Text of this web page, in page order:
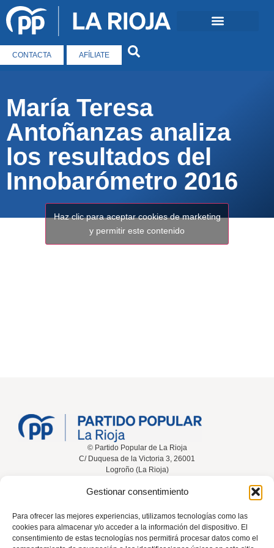
Gestionar consentimiento
Para ofrecer las mejores experiencias, utilizamos tecnologías como las
cookies para almacenar y/o acceder a la información del dispositivo. El
consentimiento de estas tecnologías nos permitirá procesar datos como el
CONTACTA AFÍLIATE
María Teresa
Antoñanzas analiza
los resultados del
Innobarómetro 2016
Haz clic para aceptar cookies de marketing
y permitir este contenido
© Partido Popular de La Rioja
C/ Duquesa de la Victoria 3, 26001
Logroño (La Rioja)
Participa Contacta